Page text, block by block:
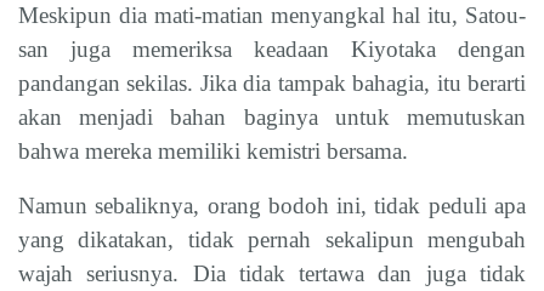
Meskipun dia mati-matian menyangkal hal itu, Satou-
san juga memeriksa keadaan Kiyotaka dengan
pandangan sekilas. Jika dia tampak bahagia, itu berarti
akan menjadi bahan baginya untuk memutuskan
bahwa mereka memiliki kemistri bersama.
Namun sebaliknya, orang bodoh ini, tidak peduli apa
yang dikatakan, tidak pernah sekalipun mengubah
wajah seriusnya. Dia tidak tertawa dan juga tidak